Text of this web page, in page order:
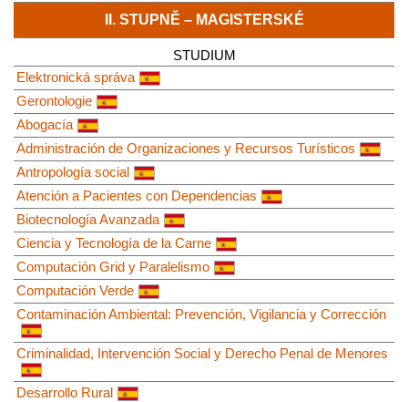
II. STUPNĚ – MAGISTERSKÉ
STUDIUM
Elektronická správa
Gerontologie
Abogacía
Administración de Organizaciones y Recursos Turísticos
Antropología social
Atención a Pacientes con Dependencias
Biotecnología Avanzada
Ciencia y Tecnología de la Carne
Computación Grid y Paralelismo
Computación Verde
Contaminación Ambiental: Prevención, Vigilancia y Corrección
Criminalidad, Intervención Social y Derecho Penal de Menores
Desarrollo Rural